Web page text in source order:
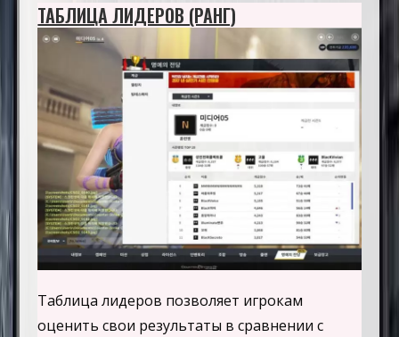
ТАБЛИЦА ЛИДЕРОВ (РАНГ)
Таблица лидеров позволяет игрокам
оценить свои результаты в сравнении с